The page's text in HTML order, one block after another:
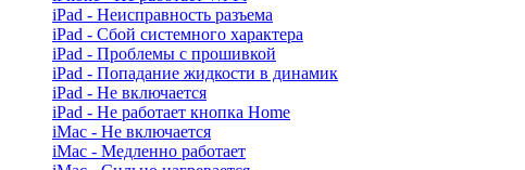
iPad - Неисправность разъема
iPad - Сбой системного характера
iPad - Проблемы с прошивкой
iPad - Попадание жидкости в динамик
iPad - Не включается
iPad - Не работает кнопка Home
iMac - Не включается
iMac - Медленно работает